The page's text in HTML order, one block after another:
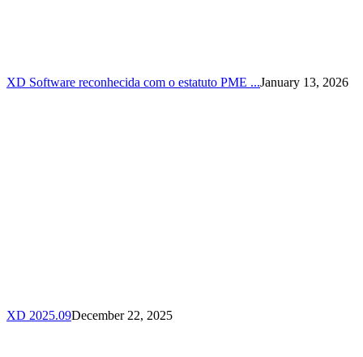
XD Software reconhecida com o estatuto PME ...January 13, 2026
XD 2025.09December 22, 2025